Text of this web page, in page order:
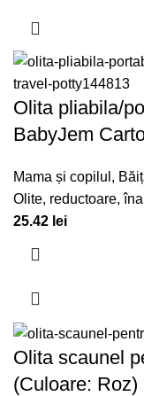
Olita pliabila/
BabyJem
Mama și copilul ,
Olite, reductoare,
25.42 lei
Olita scaunel
(Culoare: Roz)